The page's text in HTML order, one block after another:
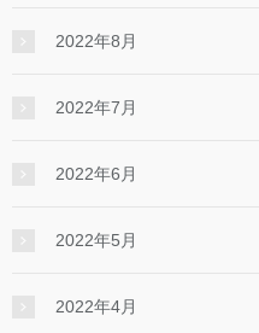
2022年8月
2022年7月
2022年6月
2022年5月
2022年4月